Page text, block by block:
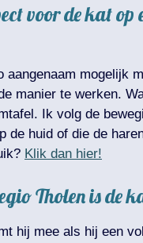
voor de kat
mogelijk
manier te werken.
Ik volg de
de huid of die de
Klik dan hier!
Tholen is de
hij mee als hij een